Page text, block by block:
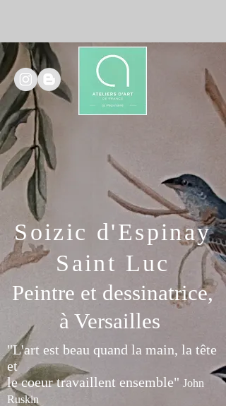
Soizic d'Espinay
Saint Luc
Peintre et dessinatrice,
à Versailles
"L'art est beau quand la main, la tête
et
le coeur travaillent ensemble" John
Ruskin